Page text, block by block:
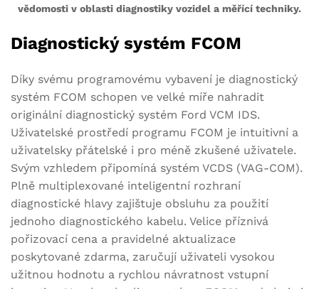
vědomosti v oblasti diagnostiky vozidel a měřící techniky.
Diagnostický systém FCOM
Díky svému programovému vybavení je diagnostický
systém FCOM schopen ve velké míře nahradit
originální diagnostický systém Ford VCM IDS.
Uživatelské prostředí programu FCOM je intuitivní a
uživatelsky přátelské i pro méně zkušené uživatele.
Svým vzhledem připomíná systém VCDS (VAG-COM).
Plně multiplexované inteligentní rozhraní
diagnostické hlavy zajištuje obsluhu za použití
jednoho diagnostického kabelu. Velice příznivá
pořizovací cena a pravidelné aktualizace
poskytované zdarma, zaručují uživateli vysokou
užitnou hodnotu a rychlou návratnost vstupní